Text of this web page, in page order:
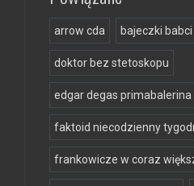
arrow cda bajeczki
doktor bez stetoskopu
edgar degas primabalerina
faktoid niecodzienny
frankowicze w coraz